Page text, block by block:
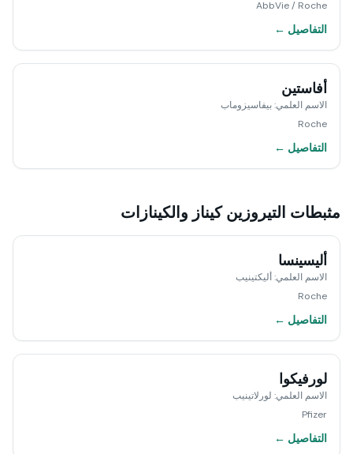
AbbVie / Roche
التفاصيل ←
أفاستين
الاسم العلمي:بيفاسيزوماب
Roche
التفاصيل ←
مثبطات التيروزين كيناز والكينازات
أليسينسا
الاسم العلمي:أليكتينيب
Roche
التفاصيل ←
لورفيكوا
الاسم العلمي: لورلاتينيب
Pfizer
التفاصيل ←